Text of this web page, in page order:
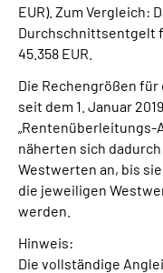
EUR). Zum Vergleich:
Durchschnittsentgelt
45.358 EUR.
Die Rechengrößen
seit dem 1. Januar
„Rentenüberleitungs-
näherten sich
Westwerten an, bis
die jeweiligen
werden.
Hinweis:
Die vollständige